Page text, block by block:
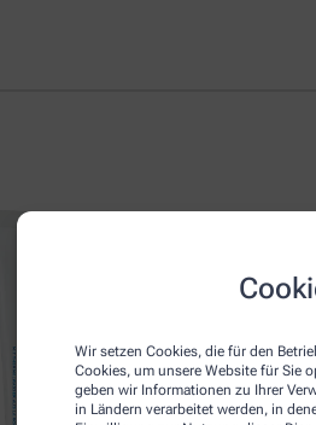
Wir setzen Cookies, die für den
Cookies, um unsere Website für Sie
geben wir Informationen zu Ihrer
in Ländern verarbeitet werden, in